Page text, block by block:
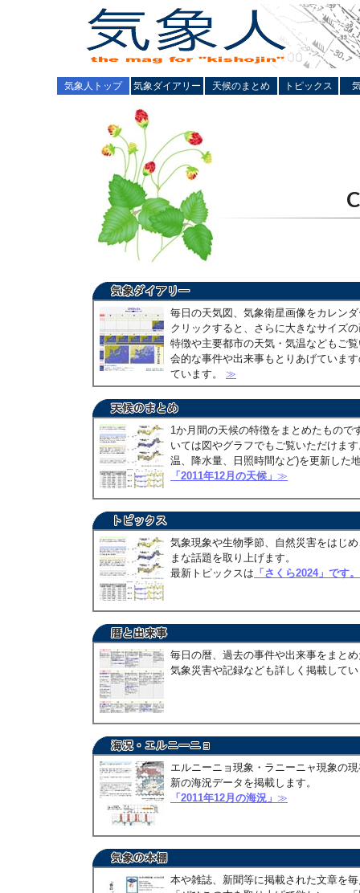
気象人トップ 気象ダイアリー 天候のまとめ トピックス
毎日の天気図、気象衛星画像をカレン
クリックすると、さらに大きなサイズ
特徴や主要都市の天気・気温などもご
会的な事件や出来事もとりあげていま
ています。 ≫
1か月間の天候の特徴をまとめたもので
いては図やグラフでもご覧いただけま
温、降水量、日照時間など)を更新した
「2011年12月の天候」 ≫
気象現象や生物季節、自然災害をはじ
まな話題を取り上げます。
最新トピックスは 「さくら2024」です。
毎日の暦、過去の事件や出来事をまと
気象災害や記録なども詳しく掲載して
エルニーニョ現象・ラニーニャ現象の
新の海況データを掲載します。
「2011年12月の海況」 ≫
本や雑誌、新聞等に掲載された文章を